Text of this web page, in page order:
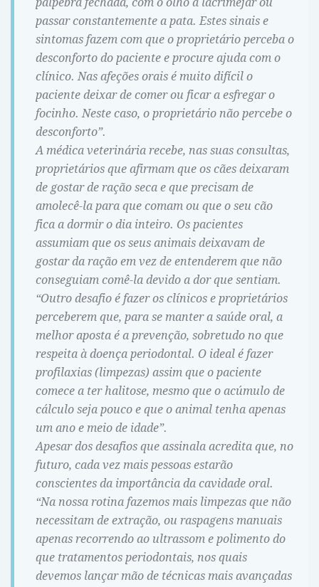
pálpebra fechada, com o olho a lacrimejar ou
passar constantemente a pata. Estes sinais e
sintomas fazem com que o proprietário perceba o
desconforto do paciente e procure ajuda com o
clínico. Nas afeções orais é muito difícil o
paciente deixar de comer ou ficar a esfregar o
focinho. Neste caso, o proprietário não percebe o
desconforto”.
A médica veterinária recebe, nas suas consultas,
proprietários que afirmam que os cães deixaram
de gostar de ração seca e que precisam de
amolecê-la para que comam ou que o seu cão
fica a dormir o dia inteiro. Os pacientes
assumiam que os seus animais deixavam de
gostar da ração em vez de entenderem que não
conseguiam comê-la devido a dor que sentiam.
“Outro desafio é fazer os clínicos e proprietários
perceberem que, para se manter a saúde oral, a
melhor aposta é a prevenção, sobretudo no que
respeita à doença periodontal. O ideal é fazer
profilaxias (limpezas) assim que o paciente
comece a ter halitose, mesmo que o acúmulo de
cálculo seja pouco e que o animal tenha apenas
um ano e meio de idade”.
Apesar dos desafios que assinala acredita que, no
futuro, cada vez mais pessoas estarão
conscientes da importância da cavidade oral.
“Na nossa rotina fazemos mais limpezas que não
necessitam de extração, ou raspagens manuais
apenas recorrendo ao ultrassom e polimento do
que tratamentos periodontais, nos quais
devemos lançar mão de técnicas mais avançadas